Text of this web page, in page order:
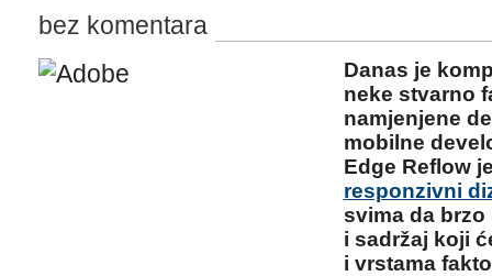
bez komentara
Danas je
neke stvarno
namjenjene
mobilne
Edge Reflow
responzivni
svima da
i sadržaj koji
i vrstama